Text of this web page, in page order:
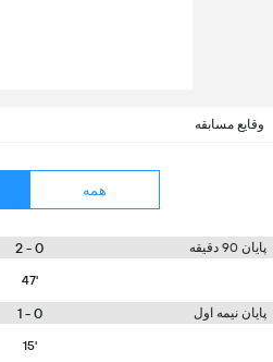
وقایع مسابقه
همه
پایان 90 دقیقه 0 - 2
47'
پایان نیمه اول 0 - 1
15'